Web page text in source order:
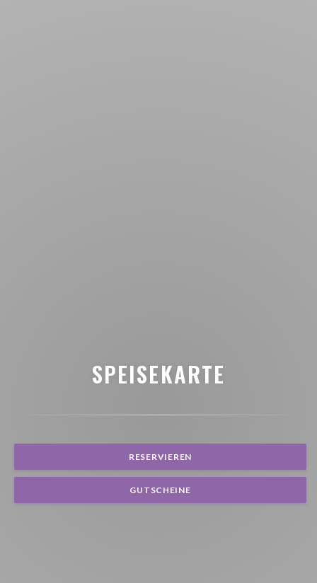
SPEISEKARTE
RESERVIEREN
GUTSCHEINE